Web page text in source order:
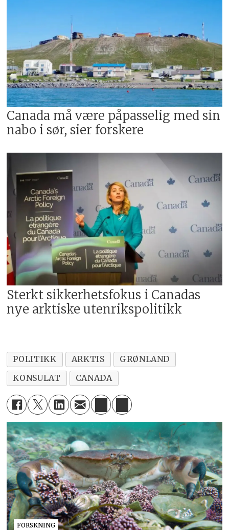
Canada må være påpasselig med sin
nabo i sør, sier forskere
Sterkt sikkerhetsfokus i Canadas
nye arktiske utenrikspolitikk
POLITIKK ARKTIS
GRØNLAND
KONSULAT
CANADA
FORSKNING